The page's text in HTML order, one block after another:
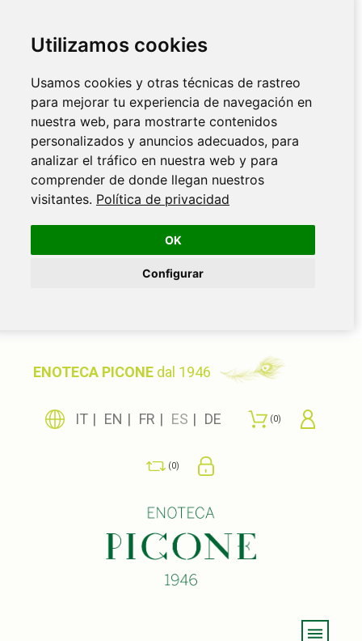
Utilizamos cookies
Usamos cookies y otras técnicas de rastreo
para mejorar tu experiencia de navegación en
nuestra web, para mostrarte contenidos
personalizados y anuncios adecuados, para
analizar el tráfico en nuestra web y para
comprender de donde llegan nuestros
visitantes. Política de privacidad
OK
Configurar
ENOTECA PICONE dal 1946
IT EN FR ES DE 0
0